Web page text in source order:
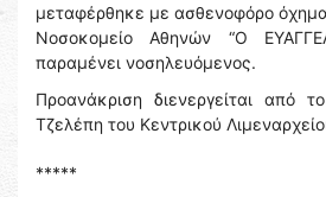
μεταφέρθηκε με ασθενοφόρο
Νοσοκομείο Αθηνών “Ο
παραμένει νοσηλευόμενος.
Προανάκριση διενεργείται από
Τζελέπη του Κεντρικού
*****